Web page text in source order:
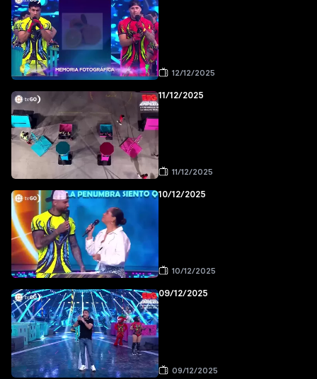
12/12/2025
11/12/2025
11/12/2025
10/12/2025
10/12/2025
09/12/2025
09/12/2025